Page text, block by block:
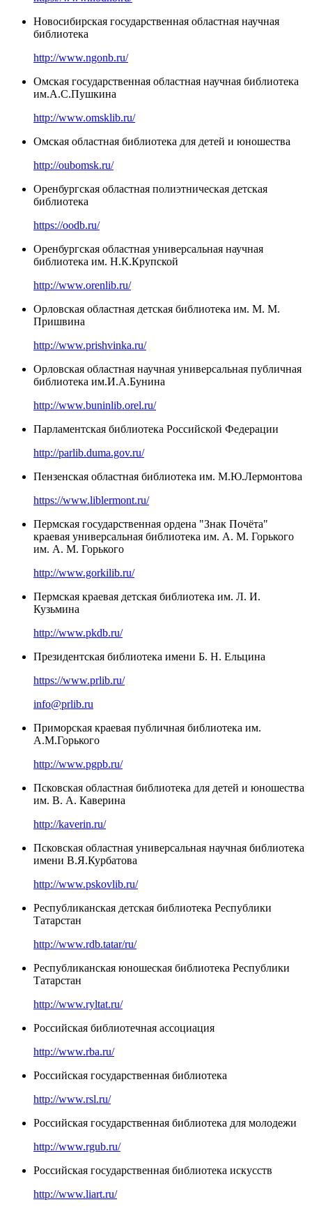
Новосибирская государственная областная научная
библиотека
http://www.ngonb.ru/
Омская государственная областная научная библиотека
им.А.С.Пушкина
http://www.omsklib.ru/
Омская областная библиотека для детей и юношества
http://oubomsk.ru/
Оренбургская областная полиэтническая детская
библиотека
https://oodb.ru/
Оренбургская областная универсальная научная
библиотека им. Н.К.Крупской
http://www.orenlib.ru/
Орловская областная детская библиотека им. М. М.
Пришвина
http://www.prishvinka.ru/
Орловская областная научная универсальная публичная
библиотека им.И.А.Бунина
http://www.buninlib.orel.ru/
Парламентская библиотека Российской Федерации
http://parlib.duma.gov.ru/
Пензенская областная библиотека им. М.Ю.Лермонтова
https://www.liblermont.ru/
Пермская государственная ордена "Знак Почёта"
краевая универсальная библиотека им. А. М. Горького
им. А. М. Горького
http://www.gorkilib.ru/
Пермская краевая детская библиотека им. Л. И.
Кузьмина
http://www.pkdb.ru/
Президентская библиотека имени Б. Н. Ельцина
https://www.prlib.ru/
info@prlib.ru
Приморская краевая публичная библиотека им.
А.М.Горького
http://www.pgpb.ru/
Псковская областная библиотека для детей и юношества
им. В. А. Каверина
http://kaverin.ru/
Псковская областная универсальная научная библиотека
имени В.Я.Курбатова
http://www.pskovlib.ru/
Республиканская детская библиотека Республики
Татарстан
http://www.rdb.tatar/ru/
Республиканская юношеская библиотека Республики
Татарстан
http://www.ryltat.ru/
Российская библиотечная ассоциация
http://www.rba.ru/
Российская государственная библиотека
http://www.rsl.ru/
Российская государственная библиотека для молодежи
http://www.rgub.ru/
Российская государственная библиотека искусств
http://www.liart.ru/